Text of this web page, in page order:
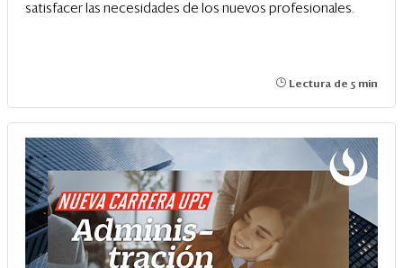
satisfacer las necesidades de los nuevos profesionales.
Lectura de 5 min